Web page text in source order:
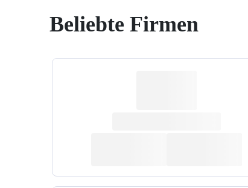
Beliebte Firmen